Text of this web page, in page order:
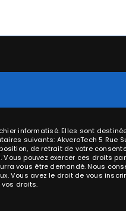
informatisé. Elles sont
suivants: AkveroTech 5 Rue
de retrait de votre
pouvez exercer ces droits
vous être demandé. Nous
Vous avez le droit de vous
droits.